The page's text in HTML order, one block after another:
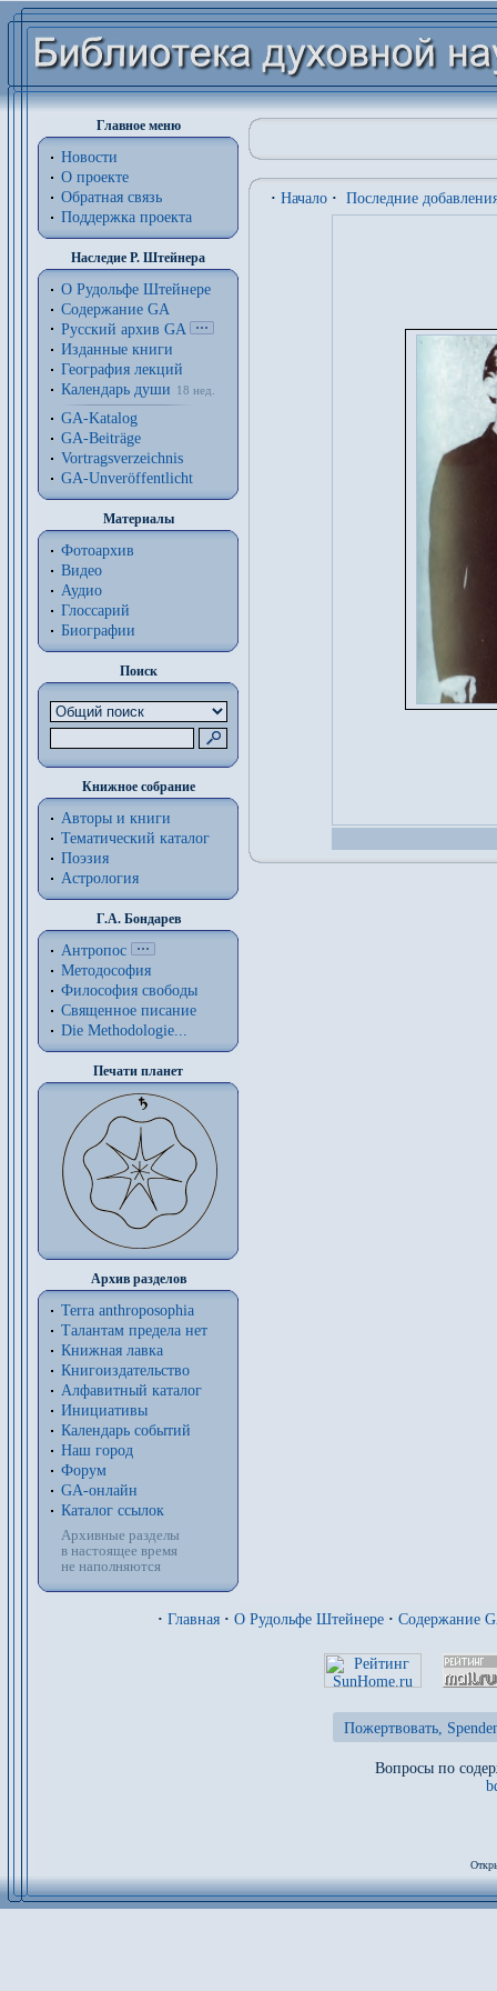
Главное меню
Новости
О проекте
Обратная связь
Поддержка проекта
Наследие Р. Штейнера
О Рудольфе Штейнере
Содержание GA
Русский архив GA
Изданные книги
География лекций
Календарь души
18 нед.
GA-Katalog
GA-Beiträge
Vortragsverzeichnis
GA-Unveröffentlicht
Материалы
Фотоархив
Видео
Аудио
Глоссарий
Биографии
Поиск
Книжное собрание
Авторы и книги
Тематический каталог
Поэзия
Астрология
Г.А. Бондарев
Антропос
Методософия
Философия cвободы
Священное писание
Die Methodologie...
Печати планет
Архив разделов
Terra anthroposophia
Талантам предела нет
Книжная лавка
Книгоиздательство
Алфавитный каталог
Инициативы
Календарь событий
Наш город
Форум
GA-онлайн
Каталог ссылок
Архивные разделы
в настоящее время
не наполняются
· Начало · Последние
· Главная · О Рудольфе Штейнере · Содержание
Пожертвовать,
Вопросы по